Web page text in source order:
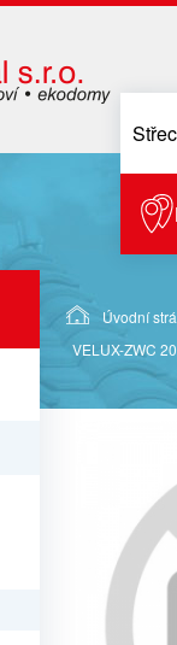
Úvodní
VELUX-ZWC